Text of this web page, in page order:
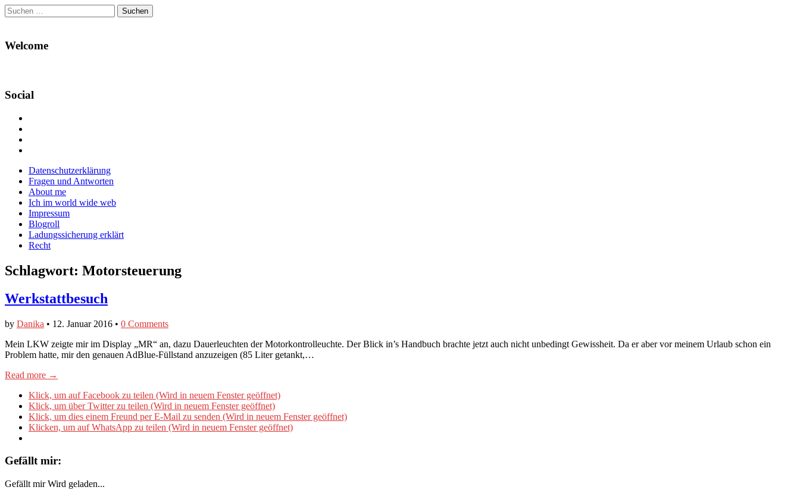
Suchen
nach:
Welcome
Social
Facebook
anzeigen
Twitter
anzeigen
auf
Instagram
anzeigen
Main
menu
Skip
content
Datenschutzerklärung
Fragen und Antworten
About me
Ich im world wide web
Impressum
Blogroll
Ladungssicherung erklärt
Recht
Schlagwort: Motorsteuerung
Werkstattbesuch
by Danika • 12. Januar 2016 • 0 Comments
Mein LKW zeigte mir im Display „MR“ an, dazu Dauerleuchten der Motorkontrolleuchte. Der Blick in’s Handbuch brachte jetzt auch nicht unbedingt Gewissheit. Da er aber vor meinem Urlaub schon ein
Problem hatte, mir den genauen AdBlue-Füllstand anzuzeigen (85 Liter getankt,…
Read more →
Klick, um auf Facebook zu teilen (Wird in neuem Fenster geöffnet)
Klick, um über Twitter zu teilen (Wird in neuem Fenster geöffnet)
Klick, um dies einem Freund per E-Mail zu senden (Wird in neuem Fenster geöffnet)
Klicken, um auf WhatsApp zu teilen (Wird in neuem Fenster geöffnet)
Gefällt mir:
Gefällt mir Wird geladen...